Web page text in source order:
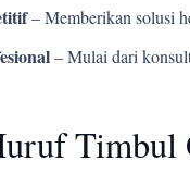
– Memberikan solusi
– Mulai dari
Timbul